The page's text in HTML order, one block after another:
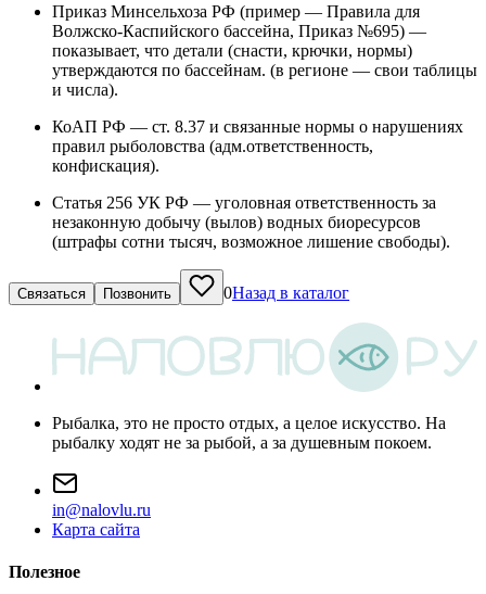
Приказ Минсельхоза РФ (пример — Правила для
Волжско-Каспийского бассейна, Приказ №695) —
показывает, что детали (снасти, крючки, нормы)
утверждаются по бассейнам. (в регионе — свои таблицы
и числа).
КоАП РФ — ст. 8.37 и связанные нормы о нарушениях
правил рыболовства (адм.ответственность,
конфискация).
Статья 256 УК РФ — уголовная ответственность за
незаконную добычу (вылов) водных биоресурсов
(штрафы сотни тысяч, возможное лишение свободы).
Связаться Позвонить 0Назад в каталог
Рыбалка, это не просто отдых, а целое искусство. На
рыбалку ходят не за рыбой, а за душевным покоем.
in@nalovlu.ru
Карта сайта
Полезное